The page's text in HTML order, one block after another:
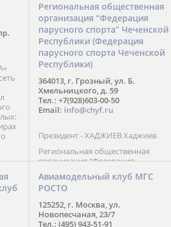
Региональная общественная
организация “Федерация
парусного спорта” Чеченской
Республики (Федерация
парусного спорта Чеченской
Республики)
364013, г. Грозный, ул. Б.
Хмельницкого, д. 59
Тел.: +7(928)603-00-50
Email: info@chyf.ru
Президент - ХАДЖИЕВ Хаджиев
Региональная общественная
организация “Федерация
парусного спорта” Чеченской
Республики начала свою
деятельность в декабре 2016 года.
Миссия федерации состоит в
популяризации парусного спорта,
привлечении и содействии
Авиамодельный клуб МГС
РОСТО
125252, г. Москва, ул.
Новопесчаная, 23/7
Тел.: (495) 943-51-91